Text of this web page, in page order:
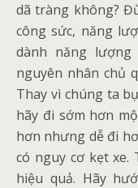
dã tràng không?
công sức, năng
dành năng
nguyên nhân chủ
Thay vì chúng ta
hãy đi sớm hơn
hơn nhưng dễ đi
có nguy cơ kẹt
hiệu quả. Hãy